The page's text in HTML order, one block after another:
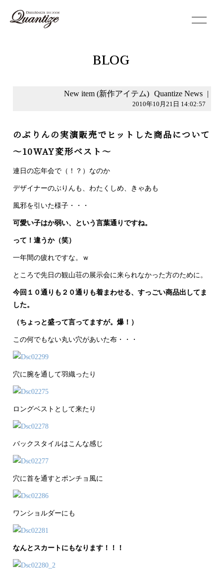
BLOG
New item (新作アイテム) Quantize News |
2010年10月21日 14:02:57
のぶりんの実演販売でヒットした商品について
～10WAY変形ベスト～
連日の忘年会で（！？）なのか
デザイナーのぶりんも、わたくしめ、きゃあも
風邪を引いた様子・・・
可愛い子はか弱い、という言葉通りですね。
って！違うか（笑）
一年間の疲れですな。ｗ
ところで先日の観山荘の展示会に来られなかった方のために。
今回１０通りも２０通りも着まわせる、すっごい商品出してま
した。
（ちょっと盛って言ってますが。爆！）
この何でもない丸い穴があいた布・・・
穴に腕を通して羽織ったり
ロングベストとして来たり
バックスタイルはこんな感じ
穴に首を通すとポンチョ風に
ワンショルダーにも
なんとスカートにもなります！！！